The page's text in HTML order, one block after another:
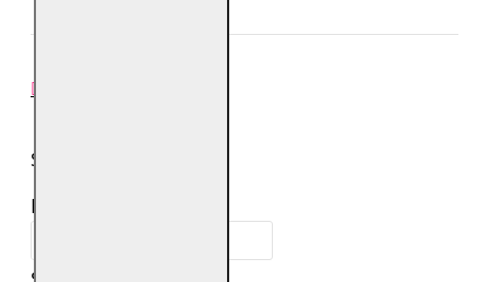
SPUNE-ŢI PAREREA
Numele tău: